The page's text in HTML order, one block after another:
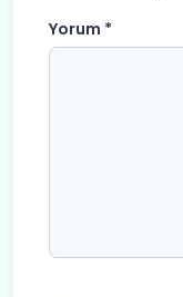
Yorum *